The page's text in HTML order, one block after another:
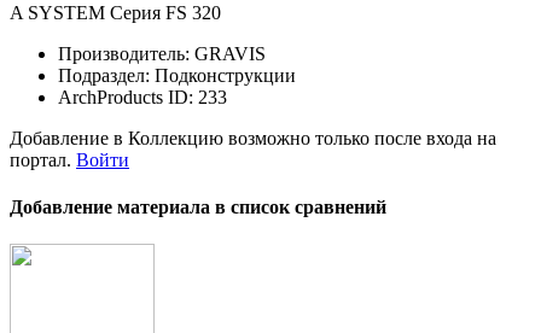
A SYSTEM Серия FS 320
Производитель: GRAVIS
Подраздел: Подконструкции
ArchProducts ID: 233
Добавление в Коллекцию возможно только после входа на
портал. Войти
Добавление материала в список сравнений